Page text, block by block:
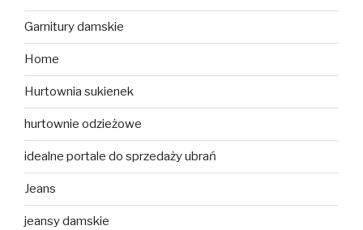
Garnitury damskie
Home
Hurtownia sukienek
hurtownie odzieżowe
idealne portale do sprzedaży ubrań
Jeans
jeansy damskie